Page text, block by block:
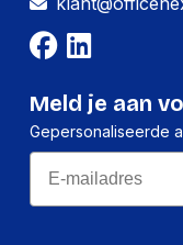
Verpakking
Per stuk
Hoeveelheid:
Meld je aan
Gepersonaliseerde
Email